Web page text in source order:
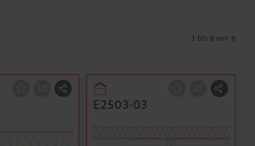
1 bis 8 von 8
Konstruktion
E2503-03